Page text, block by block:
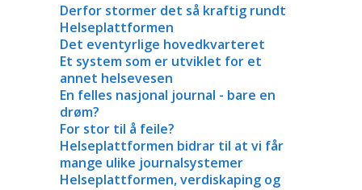
Derfor stormer det så kraftig rundt
Helseplattformen
Det eventyrlige hovedkvarteret
Et system som er utviklet for et
annet helsevesen
En felles nasjonal journal - bare en
drøm?
For stor til å feile?
Helseplattformen bidrar til at vi får
mange ulike journalsystemer
Helseplattformen, verdiskaping og